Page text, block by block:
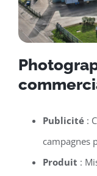
Publicité:
campagnes
Produit :